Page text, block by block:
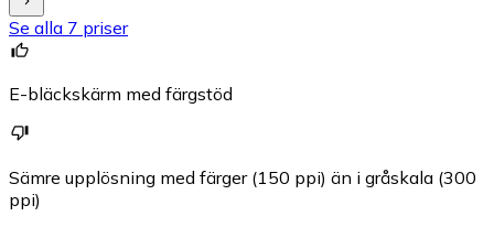
Se alla 7 priser
E-bläckskärm med färgstöd
Sämre upplösning med färger (150 ppi) än i gråskala (300
ppi)